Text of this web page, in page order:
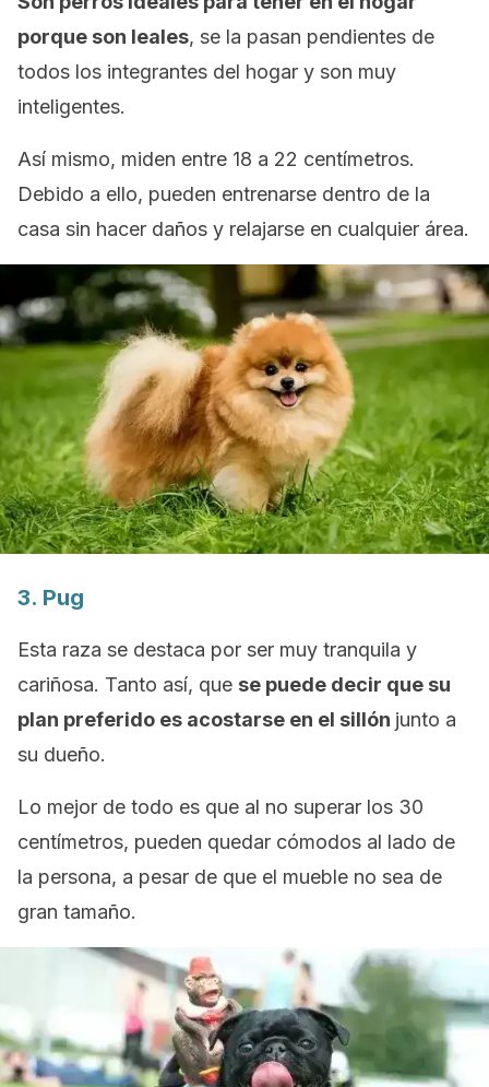
porque son leales, se la pasan pendientes de
todos los integrantes del hogar y son muy
inteligentes.
Así mismo, miden entre 18 a 22 centímetros.
Debido a ello, pueden entrenarse dentro de la
casa sin hacer daños y relajarse en cualquier área.
3. Pug
Esta raza se destaca por ser muy tranquila y
cariñosa. Tanto así, que se puede decir que su
plan preferido es acostarse en el sillón junto a
su dueño.
Lo mejor de todo es que al no superar los 30
centímetros, pueden quedar cómodos al lado de
la persona, a pesar de que el mueble no sea de
gran tamaño.